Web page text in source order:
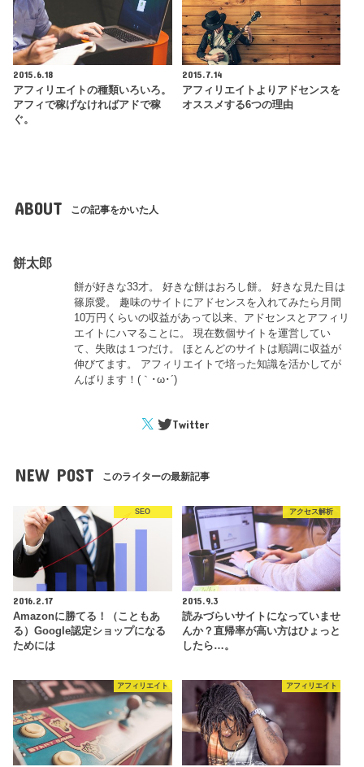
2015.6.18
アフィリエイトの種類いろいろ。
アフィで稼げなければアドで稼
ぐ。
2015.7.14
アフィリエイトよりアドセンスを
オススメする6つの理由
ABOUT この記事をかいた人
餅太郎
餅が好きな33才。 好きな餅はおろし餅。 好きな見た目は
篠原愛。 趣味のサイトにアドセンスを入れてみたら月間
10万円くらいの収益があって以来、アドセンスとアフィリ
エイトにハマることに。 現在数個サイトを運営してい
て、失敗は１つだけ。 ほとんどのサイトは順調に収益が
伸びてます。 アフィリエイトで培った知識を活かしてが
んばります！(｀･ω･´)ゞ
Twitter
NEW POST このライターの最新記事
SEO
2016.2.17
Amazonに勝てる！（こともあ
る）Google認定ショップになる
ためには
アクセス解析
2015.9.3
読みづらいサイトになっていませ
んか？直帰率が高い方はひょっと
したら…。
アフィリエイト アフィリエイト